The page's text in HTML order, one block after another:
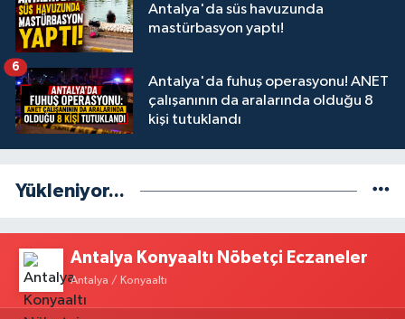
Antalya'da süs havuzunda
mastürbasyon yaptı!
Antalya'da fuhuş operasyonu! ANET
çalışanının da aralarında olduğu 8
kişi tutuklandı
6
Yükleniyor...
Antalya Konyaaltı Nöbetçi Eczaneler
Antalya / Konyaaltı